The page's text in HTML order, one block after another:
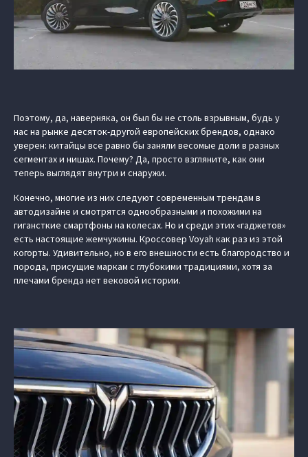
Поэтому, да, наверняка, он был бы не столь взрывным, будь у
нас на рынке десяток-другой европейских брендов, однако
уверен: китайцы все равно бы заняли весомые доли в разных
сегментах и нишах. Почему? Да, просто взгляните, как они
теперь выглядят внутри и снаружи.
Конечно, многие из них следуют современным трендам в
автодизайне и смотрятся однообразными и похожими на
гигансткие смартфоны на колесах. Но и среди этих «гаджетов»
есть настоящие жемчужины. Кроссовер Voyah как раз из этой
когорты. Удивительно, но в его внешности есть благородство и
порода, присущие маркам с глубокими традициями, хотя за
плечами бренда нет вековой истории.